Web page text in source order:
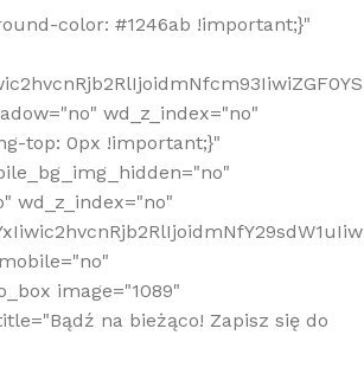
color: #1246ab !important;}"
wd_z_index="no"
top: 0px !important;}"
wd_z_index="no"
image="1089"
na bieżąco! Zapisz się do